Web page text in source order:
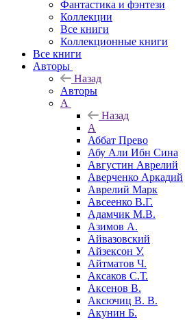
Фантастика и фэнтези
Коллекции
Все книги
Коллекционные книги
Все книги
Авторы
Назад
Авторы
А
Назад
А
Аббат Прево
Абу Али Ибн Сина
Августин Аврелий
Аверченко Аркадий
Аврелий Марк
Авсеенко В.Г.
Адамчик М.В.
Азимов А.
Айвазовский
Айзексон У.
Айтматов Ч.
Аксаков С.Т.
Аксенов В.
Аксючиц В. В.
Акунин Б.